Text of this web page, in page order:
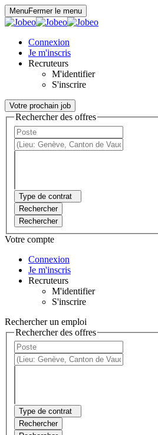
MenuFermer le menu
Connexion
Je m'inscris
Recruteurs
M'identifier
S'inscrire
Votre prochain job
Rechercher des offres
Type de contrat
Rechercher
Rechercher
Votre compte
Connexion
Je m'inscris
Recruteurs
M'identifier
S'inscrire
Rechercher un emploi
Rechercher des offres
Type de contrat
Rechercher
Panneau de gestion des cookies